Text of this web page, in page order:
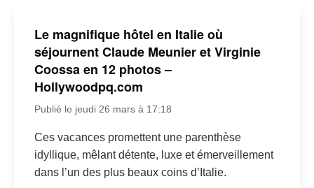
Le magnifique hôtel en Italie où
séjournent Claude Meunier et Virginie
Coossa en 12 photos –
Hollywoodpq.com
Publié le jeudi 26 mars à 17:18
Ces vacances promettent une parenthèse
idyllique, mêlant détente, luxe et émerveillement
dans l’un des plus beaux coins d’Italie.